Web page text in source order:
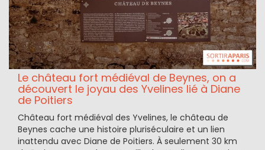
Le château fort médiéval de Beynes, on a
découvert le joyau des Yvelines lié à Diane
de Poitiers
Château fort médiéval des Yvelines, le château de
Beynes cache une histoire pluriséculaire et un lien
inattendu avec Diane de Poitiers. À seulement 30 km